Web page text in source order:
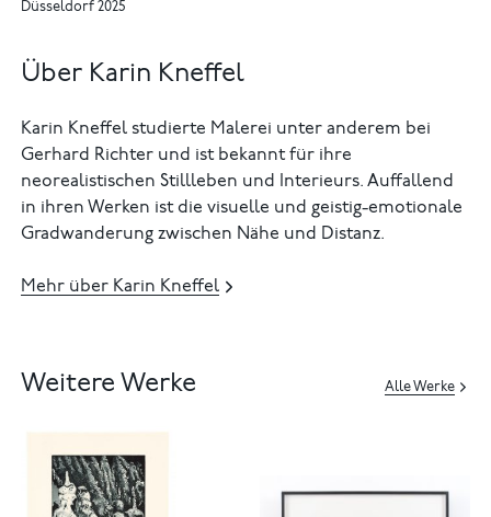
Düsseldorf 2025
Über Karin Kneffel
Karin Kneffel studierte Malerei unter anderem bei
Gerhard Richter und ist bekannt für ihre
neorealistischen Stillleben und Interieurs. Auffallend
in ihren Werken ist die visuelle und geistig-emotionale
Gradwanderung zwischen Nähe und Distanz.
Mehr über Karin Kneffel
Weitere Werke Alle Werke